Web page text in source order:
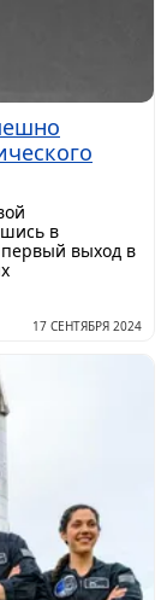
в
выход в
17 СЕНТЯБРЯ 2024